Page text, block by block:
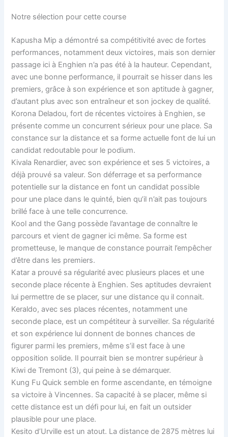
Notre sélection pour cette course
Kapusha Mip a démontré sa compétitivité avec de fortes
performances, notamment deux victoires, mais son dernier
passage ici à Enghien n’a pas été à la hauteur. Cependant,
avec une bonne performance, il pourrait se hisser dans les
premiers, grâce à son expérience et son aptitude à gagner,
d’autant plus avec son entraîneur et son jockey de qualité.
Korona Deladou, fort de récentes victoires à Enghien, se
présente comme un concurrent sérieux pour une place. Sa
constance sur la distance et sa forme actuelle font de lui un
candidat redoutable pour le podium.
Kivala Renardier, avec son expérience et ses 5 victoires, a
déjà prouvé sa valeur. Son déferrage et sa performance
potentielle sur la distance en font un candidat possible
pour une place dans le quinté, bien qu’il n’ait pas toujours
brillé face à une telle concurrence.
Kool and the Gang possède l’avantage de connaître le
parcours et vient de gagner ici même. Sa forme est
prometteuse, le manque de constance pourrait l’empêcher
d’être dans les premiers.
Katar a prouvé sa régularité avec plusieurs places et une
seconde place récente à Enghien. Ses aptitudes devraient
lui permettre de se placer, sur une distance qu il connait.
Keraldo, avec ses places récentes, notamment une
seconde place, est un compétiteur à surveiller. Sa régularité
et son expérience lui donnent de bonnes chances de
figurer parmi les premiers, même s’il est face à une
opposition solide. Il pourrait bien se montrer supérieur à
Kiwi de Tremont (3), qui peine à se démarquer.
Kung Fu Quick semble en forme ascendante, en témoigne
sa victoire à Vincennes. Sa capacité à se placer, même si
cette distance est un défi pour lui, en fait un outsider
plausible pour une place.
Kesito d’Urville est un atout. La distance de 2875 mètres lui